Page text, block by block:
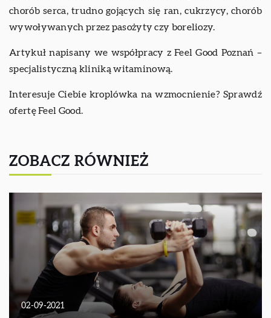
chorób serca, trudno gojących się ran, cukrzycy, chorób
wywoływanych przez pasożyty czy boreliozy.
Artykuł napisany we współpracy z Feel Good Poznań –
specjalistyczną kliniką witaminową.
Interesuje Ciebie kroplówka na wzmocnienie? Sprawdź
ofertę Feel Good.
ZOBACZ RÓWNIEŻ
02-09-2021